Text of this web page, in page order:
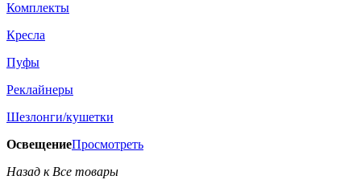
Комплекты
Кресла
Пуфы
Реклайнеры
Шезлонги/кушетки
ОсвещениеПросмотреть
Назад к Все товары